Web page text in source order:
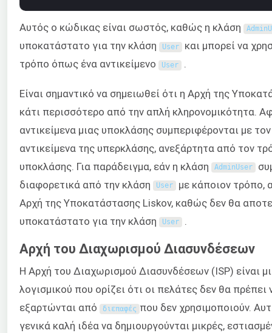
Αυτός ο κώδικας είναι σωστός, καθώς η κλάση
υποκατάστατο για την κλάση User και μπορεί να
τρόπο όπως ένα αντικείμενο
User .
Είναι σημαντικό να σημειωθεί ότι η Αρχή της
κάτι περισσότερο από την απλή κληρονομικότητα.
αντικείμενα μιας υποκλάσης συμπεριφέρονται με
αντικείμενα της υπερκλάσης, ανεξάρτητα από τον
υποκλάσης. Για παράδειγμα, εάν η κλάση
AdminUser
διαφορετικά από την κλάση
User με κάποιον τρόπο,
Αρχή της Υποκατάστασης Liskov, καθώς δεν θα
υποκατάστατο για την κλάση
User .
Αρχή του Διαχωρισμού Διασυνδέσεων
Η Αρχή του Διαχωρισμού Διασυνδέσεων (ISP) είναι
λογισμικού που ορίζει ότι οι πελάτες δεν θα πρέπει
εξαρτώνται από
διεπαφές που δεν χρησιμοποιούν.
γενικά καλή ιδέα να δημιουργούνται μικρές,